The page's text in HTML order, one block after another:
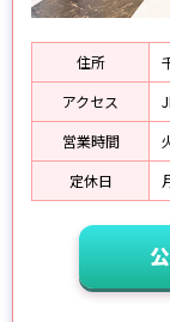
住所
アクセス
営業時間
定休日